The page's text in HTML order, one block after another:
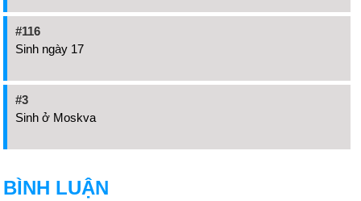
#116
Sinh ngày 17
#3
Sinh ở Moskva
BÌNH LUẬN